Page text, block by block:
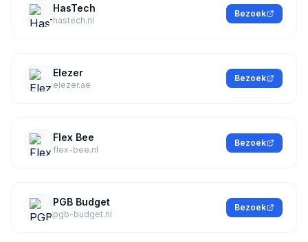
HasTech
hastech.nl
Bezoek
Elezer
elezer.ae
Bezoek
Flex Bee
flex-bee.nl
Bezoek
PGB Budget
pgb-budget.nl
Bezoek